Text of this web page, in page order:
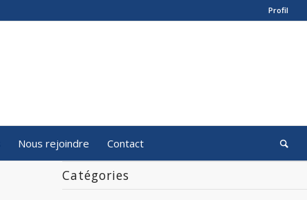
Profil
Nous rejoindre Contact
Catégories